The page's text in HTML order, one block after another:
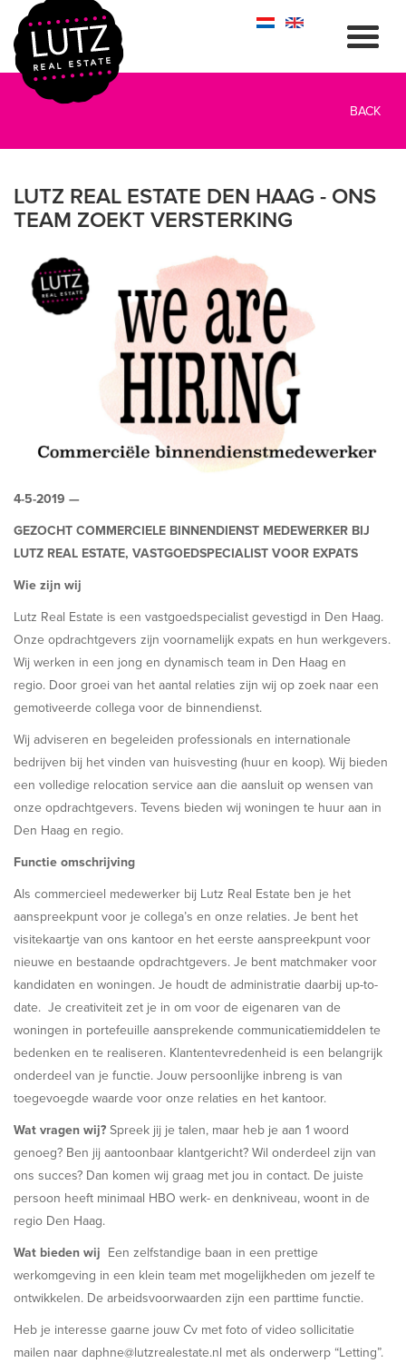
BACK
LUTZ REAL ESTATE DEN HAAG - ONS
TEAM ZOEKT VERSTERKING
4-5-2019 —
GEZOCHT COMMERCIELE BINNENDIENST MEDEWERKER BIJ
LUTZ REAL ESTATE, VASTGOEDSPECIALIST VOOR EXPATS
Wie zijn wij
Lutz Real Estate is een vastgoedspecialist gevestigd in Den Haag.
Onze opdrachtgevers zijn voornamelijk expats en hun werkgevers.
Wij werken in een jong en dynamisch team in Den Haag en
regio. Door groei van het aantal relaties zijn wij op zoek naar een
gemotiveerde collega voor de binnendienst.
Wij adviseren en begeleiden professionals en internationale
bedrijven bij het vinden van huisvesting (huur en koop). Wij bieden
een volledige relocation service aan die aansluit op wensen van
onze opdrachtgevers. Tevens bieden wij woningen te huur aan in
Den Haag en regio.
Functie omschrijving
Als commercieel medewerker bij Lutz Real Estate ben je het
aanspreekpunt voor je collega’s en onze relaties. Je bent het
visitekaartje van ons kantoor en het eerste aanspreekpunt voor
nieuwe en bestaande opdrachtgevers. Je bent matchmaker voor
kandidaten en woningen. Je houdt de administratie daarbij up-to-
date. Je creativiteit zet je in om voor de eigenaren van de
woningen in portefeuille aansprekende communicatiemiddelen te
bedenken en te realiseren. Klantentevredenheid is een belangrijk
onderdeel van je functie. Jouw persoonlijke inbreng is van
toegevoegde waarde voor onze relaties en het kantoor.
Wat vragen wij? Spreek jij je talen, maar heb je aan 1 woord
genoeg? Ben jij aantoonbaar klantgericht? Wil onderdeel zijn van
ons succes? Dan komen wij graag met jou in contact. De juiste
persoon heeft minimaal HBO werk- en denkniveau, woont in de
regio Den Haag.
Wat bieden wij Een zelfstandige baan in een prettige
werkomgeving in een klein team met mogelijkheden om jezelf te
ontwikkelen. De arbeidsvoorwaarden zijn een parttime functie.
Heb je interesse gaarne jouw Cv met foto of video sollicitatie
mailen naar daphne@lutzrealestate.nl met als onderwerp “Letting”.